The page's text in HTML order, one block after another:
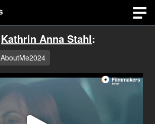
Kathrin Anna Stahl:
AboutMe2024